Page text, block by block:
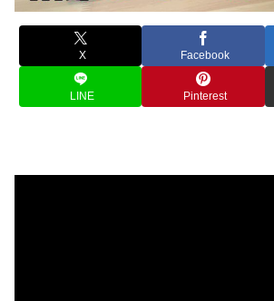
X Facebook
LINE Pinterest